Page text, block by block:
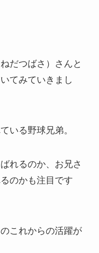
だつばさ）さんと
てみていきまし
いる野球兄弟。
れるのか、お兄さ
のかも注目です
これからの活躍が